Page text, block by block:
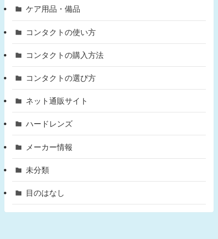
ケア用品・備品
コンタクトの使い方
コンタクトの購入方法
コンタクトの選び方
ネット通販サイト
ハードレンズ
メーカー情報
未分類
目のはなし